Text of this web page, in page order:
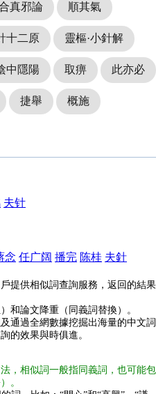
真邪論 順其氣
十二原 靈樞·小針解
中隱陽 取痹 此亦必
捷舉 概施
夫针
念 任广阔 播完 陈桂 夫針
提供相似詞查詢服務，返回的結果
和論文降重（同義詞替換）。
通過全網數據挖掘出海量的中文詞
的效果與時俱進。
，相似詞一般指同義詞，也可能包
。